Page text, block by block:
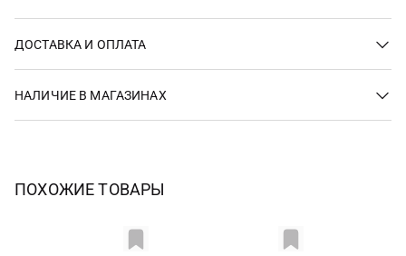
ДОСТАВКА И ОПЛАТА
НАЛИЧИЕ В МАГАЗИНАХ
ПОХОЖИЕ ТОВАРЫ